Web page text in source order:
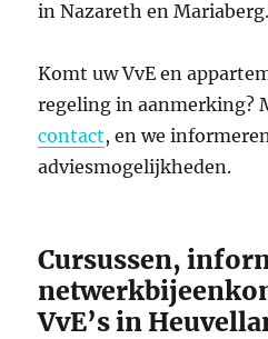
in Nazareth en
Komt uw VvE en
regeling in aanmerking?
contact, en we
adviesmogelijkheden.
Cursussen,
VvE’s in